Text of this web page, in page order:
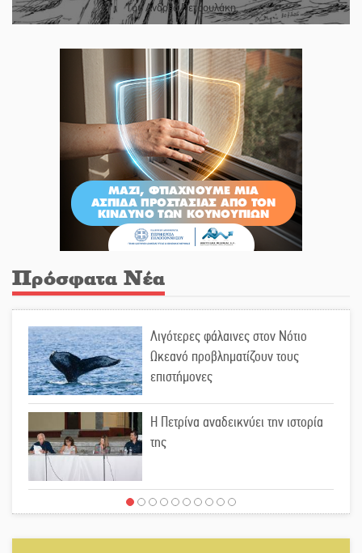
Του Ανδρέα Πετρουλάκη
Πρόσφατα Νέα
Λιγότερες φάλαινες στον Νότιο
Ωκεανό προβληματίζουν τους
επιστήμονες
Η Πετρίνα αναδεικνύει την ιστορία
της
Έρχεται η 1η Γιορτή Μπύρας στην